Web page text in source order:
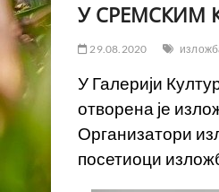
У СРЕМСКИМ
29.08.2020
У Галерији
отворена је
Организатори
посетиоци